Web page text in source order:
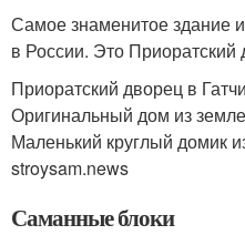
Самое знаменитое здание
в России. Это Приоратский
Приоратский дворец в
Оригинальный дом из
Маленький круглый домик
stroysam.news
Саманные блоки